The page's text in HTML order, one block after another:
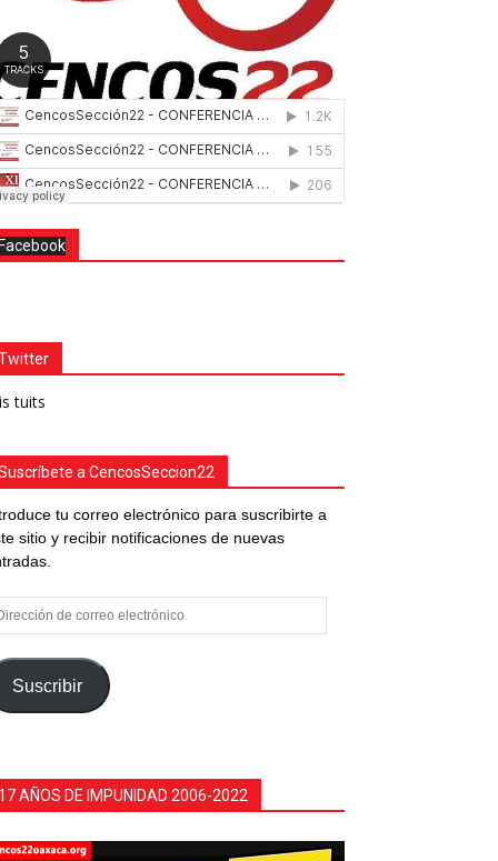
Facebook
tuits
a CencosSeccion22
tu correo electrónico para suscribirte a
sitio y recibir notificaciones de nuevas
Suscribir
17 AÑOS DE IMPUNIDAD 2006-2022